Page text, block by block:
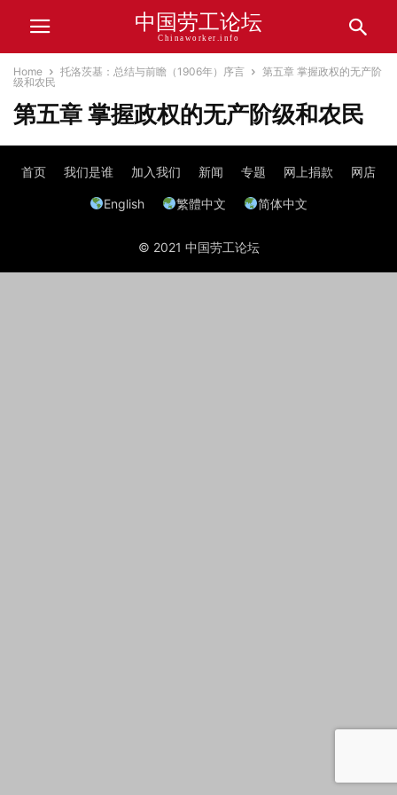
中国劳工论坛
Chinaworker.info
Home 托洛茨基：总结与前瞻（1906年）序言
第五章 掌握政权的无产阶
级和农民
第五章 掌握政权的无产阶级和农民
首页 我们是谁 加入我们 新闻 专题 网上捐款 网店
English 繁體中文 简体中文
© 2021 中国劳工论坛